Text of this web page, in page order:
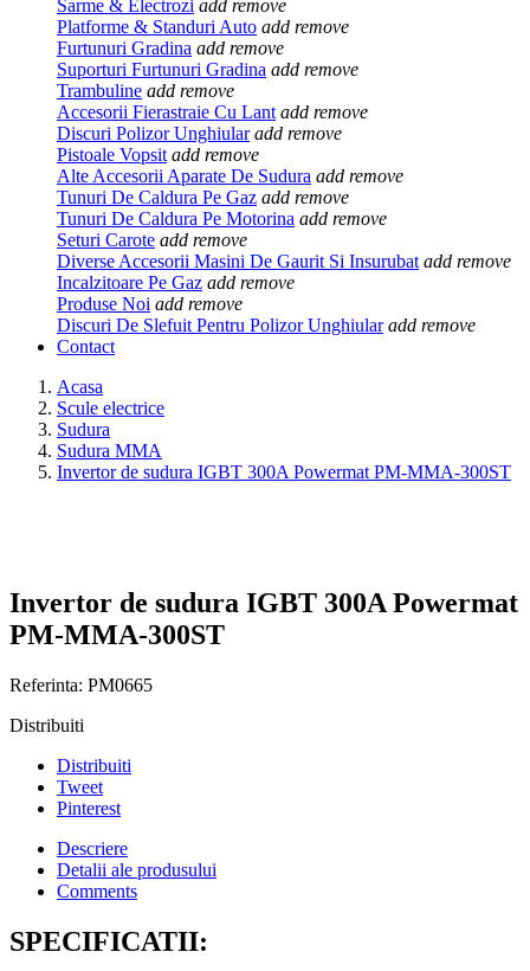
Sarme & Electrozi add remove
Platforme & Standuri Auto add remove
Furtunuri Gradina add remove
Suporturi Furtunuri Gradina add remove
Trambuline add remove
Accesorii Fierastraie Cu Lant add remove
Discuri Polizor Unghiular add remove
Pistoale Vopsit add remove
Alte Accesorii Aparate De Sudura add remove
Tunuri De Caldura Pe Gaz add remove
Tunuri De Caldura Pe Motorina add remove
Seturi Carote add remove
Diverse Accesorii Masini De Gaurit Si Insurubat add remove
Incalzitoare Pe Gaz add remove
Produse Noi add remove
Discuri De Slefuit Pentru Polizor Unghiular add remove
Contact
Acasa
Scule electrice
Sudura
Sudura MMA
Invertor de sudura IGBT 300A Powermat PM-MMA-300ST
Invertor de sudura IGBT 300A Powermat
PM-MMA-300ST
Referinta: PM0665
Distribuiti
Distribuiti
Tweet
Pinterest
Descriere
Detalii ale produsului
Comments
SPECIFICATII: